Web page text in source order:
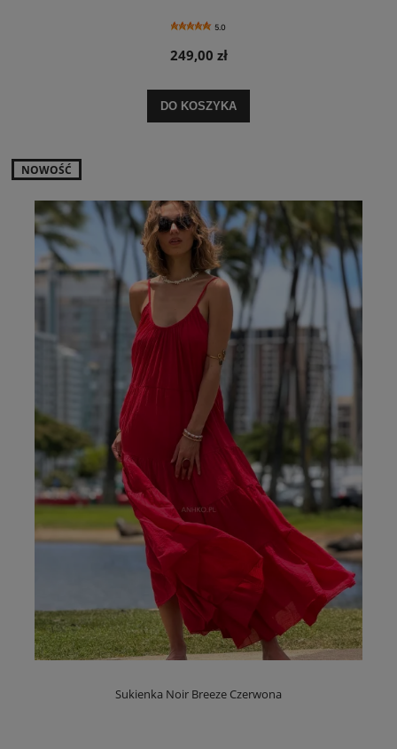
5.0
249,00 zł
DO KOSZYKA
Sukienka Noir Breeze Czerwona
NOWOŚĆ